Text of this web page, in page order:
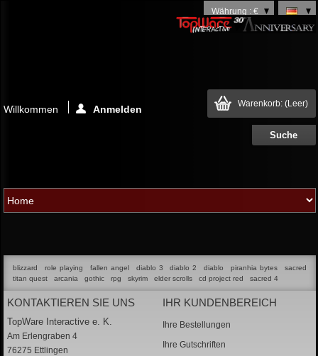
Währung : €
Warenkorb: (Leer)
Willkommen Anmelden
blizzard role playing fallen angel diablo 3 diablo 2 diablo piranhia bytes
sacred
titan quest
arcania gothic rpg skyrim elder scrolls cd project red sacred 4
KONTAKTIEREN SIE UNS
TopWare Interactive e. K.
Am Erlengraben 4
76275 Ettlingen
IHR KUNDENBEREICH
Ihre Bestellungen
Ihre Gutschriften